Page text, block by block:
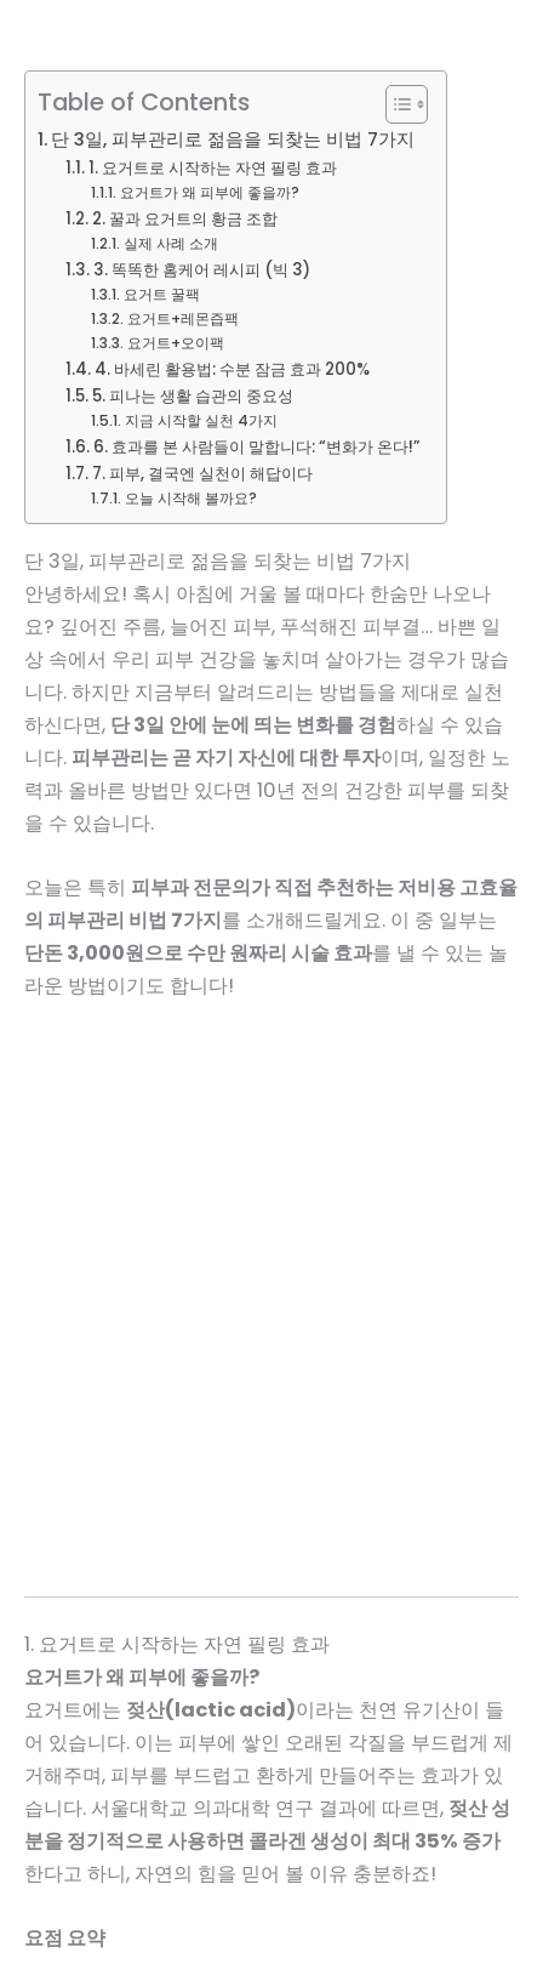
Table of Contents
단 3일, 피부관리로 젊음을 되찾는 비법 7가지
1. 요거트로 시작하는 자연 필링 효과
요거트가 왜 피부에 좋을까?
2. 꿀과 요거트의 황금 조합
실제 사례 소개
3. 똑똑한 홈케어 레시피 (빅 3)
요거트 꿀팩
요거트+레몬즙팩
요거트+오이팩
4. 바세린 활용법: 수분 잠금 효과 200%
5. 피나는 생활 습관의 중요성
지금 시작할 실천 4가지
6. 효과를 본 사람들이 말합니다: “변화가 온다!”
7. 피부, 결국엔 실천이 해답이다
오늘 시작해 볼까요?
단 3일, 피부관리로 젊음을 되찾는 비법 7가지
안녕하세요! 혹시 아침에 거울 볼 때마다 한숨만 나오나
요? 깊어진 주름, 늘어진 피부, 푸석해진 피부결… 바쁜 일
상 속에서 우리 피부 건강을 놓치며 살아가는 경우가 많습
니다. 하지만 지금부터 알려드리는 방법들을 제대로 실천
하신다면, 단 3일 안에 눈에 띄는 변화를 경험하실 수 있습
니다. 피부관리는 곧 자기 자신에 대한 투자이며, 일정한 노
력과 올바른 방법만 있다면 10년 전의 건강한 피부를 되찾
을 수 있습니다.
오늘은 특히 피부과 전문의가 직접 추천하는 저비용 고효율
의 피부관리 비법 7가지를 소개해드릴게요. 이 중 일부는
단돈 3,000원으로 수만 원짜리 시술 효과를 낼 수 있는 놀
라운 방법이기도 합니다!
1. 요거트로 시작하는 자연 필링 효과
요거트가 왜 피부에 좋을까?
요거트에는 젖산(lactic acid)이라는 천연 유기산이 들
어 있습니다. 이는 피부에 쌓인 오래된 각질을 부드럽게 제
거해주며, 피부를 부드럽고 환하게 만들어주는 효과가 있
습니다. 서울대학교 의과대학 연구 결과에 따르면, 젖산 성
분을 정기적으로 사용하면 콜라겐 생성이 최대 35% 증가
한다고 하니, 자연의 힘을 믿어 볼 이유 충분하죠!
요점 요약